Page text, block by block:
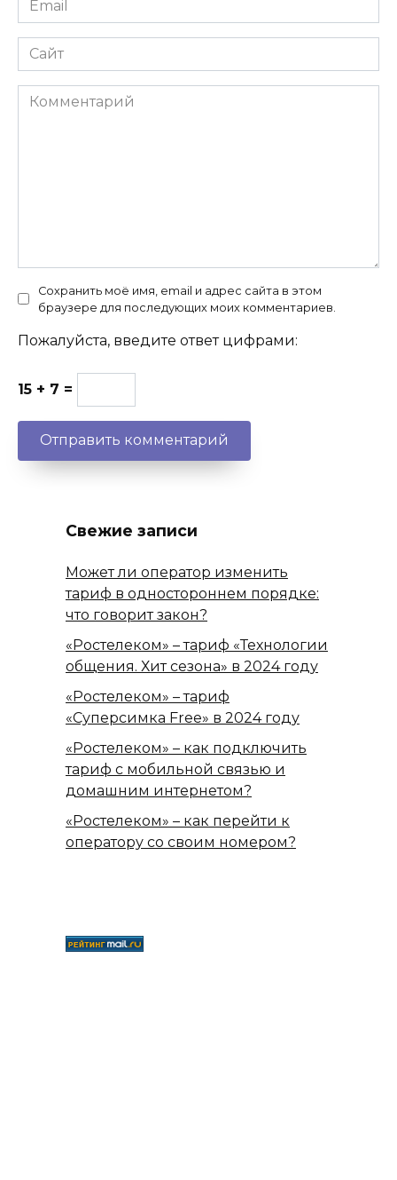
*
Сайт
Комментарий
Сохранить моё имя, email и адрес сайта в этом
браузере для последующих моих комментариев.
Пожалуйста, введите ответ цифрами:
15 + 7 =
Свежие записи
Может ли оператор изменить
тариф в одностороннем порядке:
что говорит закон?
«Ростелеком» – тариф «Технологии
общения. Хит сезона» в 2024 году
«Ростелеком» – тариф
«Суперсимка Free» в 2024 году
«Ростелеком» – как подключить
тариф с мобильной связью и
домашним интернетом?
«Ростелеком» – как перейти к
оператору со своим номером?